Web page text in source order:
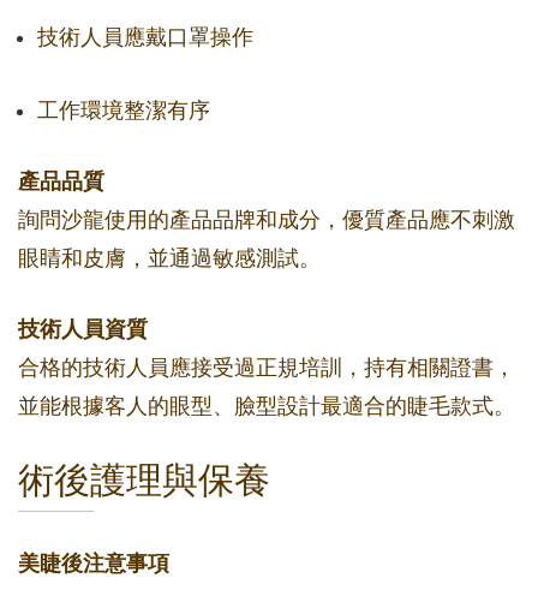
技術人員應戴口罩操作
工作環境整潔有序
產品品質
詢問沙龍使用的產品品牌和成分，優質產品應不刺激
眼睛和皮膚，並通過敏感測試。
技術人員資質
合格的技術人員應接受過正規培訓，持有相關證書，
並能根據客人的眼型、臉型設計最適合的睫毛款式。
術後護理與保養
美睫後注意事項